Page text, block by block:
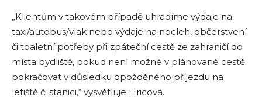
„Klientům v takovém případě uhradíme výdaje na
taxi/autobus/vlak nebo výdaje na nocleh, občerstvení
či toaletní potřeby při zpáteční cestě ze zahraničí do
místa bydliště, pokud není možné v plánované cestě
pokračovat v důsledku opožděného příjezdu na
letiště či stanici,“ vysvětluje Hricová.